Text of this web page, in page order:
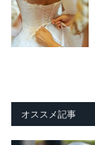
オススメ記事